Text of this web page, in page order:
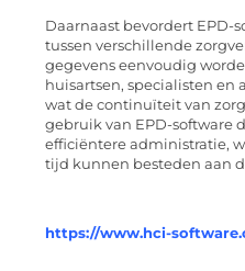
Daarnaast bevordert EPD-
tussen verschillende
gegevens eenvoudig
huisartsen, specialisten en
wat de continuïteit van
gebruik van EPD-software
efficiëntere administratie,
tijd kunnen besteden aan
https://www.hci-